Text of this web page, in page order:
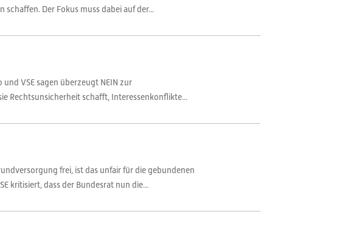
Der Fokus muss dabei auf der...
und VSE sagen überzeugt NEIN zur
Rechtsunsicherheit schafft, Interessenkonflikte...
frei, ist das unfair für die gebundenen
kritisiert, dass der Bundesrat nun die...